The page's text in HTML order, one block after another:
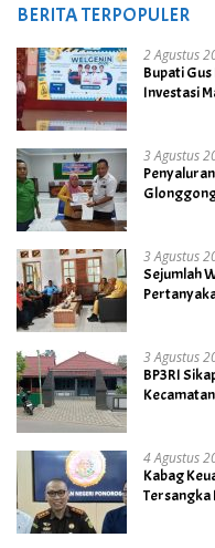
BERITA TERPOPULER
2 Agustus
Bupati
Investasi
3 Agustus
3 Agustus
Sejumlah
3 Agustus
BP3RI
4 Agustus
Kabag
Tersangka